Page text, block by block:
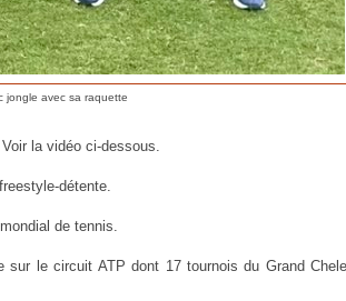
jongle avec sa raquette
Voir la vidéo ci-dessous.
détente.
de tennis.
le circuit ATP dont 17 tournois du Grand